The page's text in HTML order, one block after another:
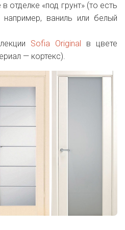
«под грунт» (то есть
ваниль или белый
Sofia Original в цвете
— кортекс).